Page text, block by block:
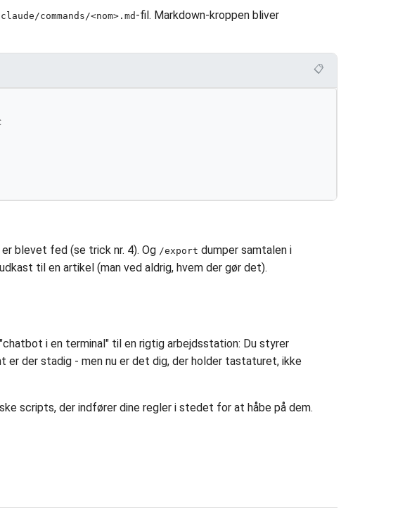
commands/<nom>.md -fil. Markdown-kroppen bliver
📋
blevet fed (se trick nr. 4). Og /export dumper samtalen i
til en artikel (man ved aldrig, hvem der gør det).
i en terminal" til en rigtig arbejdsstation: Du styrer
er der stadig - men nu er det dig, der holder tastaturet, ikke
scripts, der indfører dine regler i stedet for at håbe på dem.